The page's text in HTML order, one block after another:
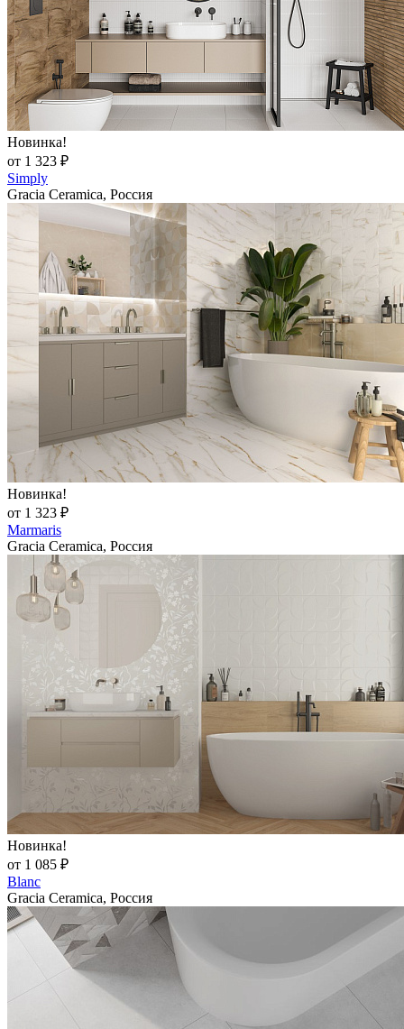
Новинка!
от 1 323 ₽
Simply
Gracia Ceramica, Россия
Новинка!
от 1 323 ₽
Marmaris
Gracia Ceramica, Россия
Новинка!
от 1 085 ₽
Blanc
Gracia Ceramica, Россия